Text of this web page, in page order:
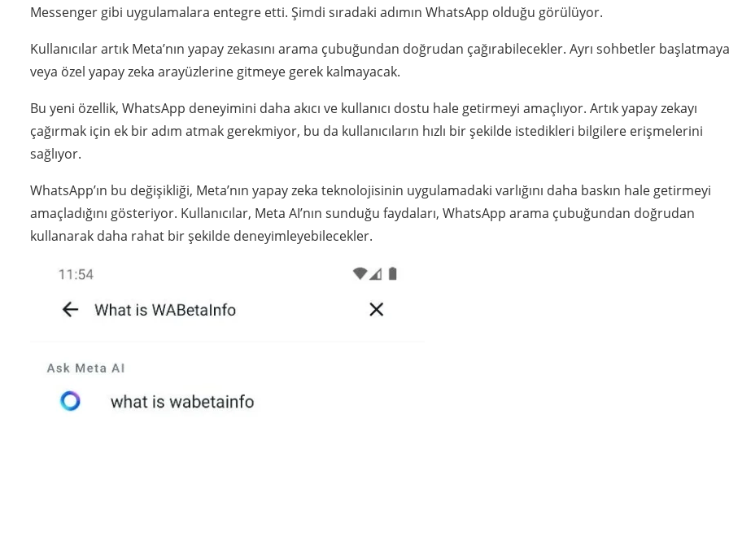
Messenger gibi uygulamalara entegre etti. Şimdi sıradaki adımın WhatsApp olduğu görülüyor.
Kullanıcılar artık Meta’nın yapay zekasını arama çubuğundan doğrudan çağırabilecekler. Ayrı sohbetler başlatmaya
veya özel yapay zeka arayüzlerine gitmeye gerek kalmayacak.
Bu yeni özellik, WhatsApp deneyimini daha akıcı ve kullanıcı dostu hale getirmeyi amaçlıyor. Artık yapay zekayı
çağırmak için ek bir adım atmak gerekmiyor, bu da kullanıcıların hızlı bir şekilde istedikleri bilgilere erişmelerini
sağlıyor.
WhatsApp’ın bu değişikliği, Meta’nın yapay zeka teknolojisinin uygulamadaki varlığını daha baskın hale getirmeyi
amaçladığını gösteriyor. Kullanıcılar, Meta AI’nın sunduğu faydaları, WhatsApp arama çubuğundan doğrudan
kullanarak daha rahat bir şekilde deneyimleyebilecekler.